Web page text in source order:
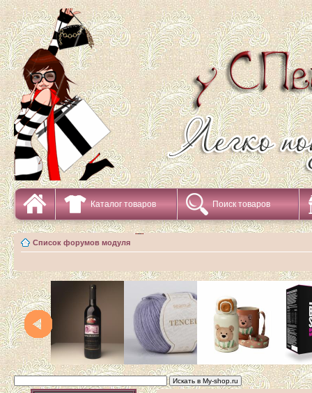
Каталог товаров Поиск товаров
Список форумов модуля